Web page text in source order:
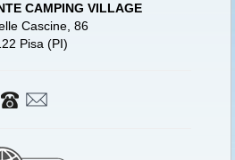
CAMPING VILLAGE
Cascine, 86
Pisa (PI)